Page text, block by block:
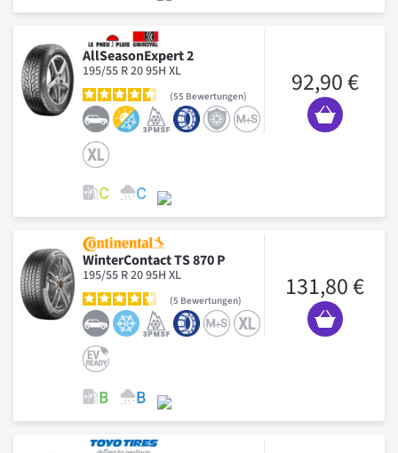
AllSeasonExpert 2
195/55 R 20 95H XL
55 Bewertungen 92,90 €
WinterContact TS 870 P
195/55 R 20 95H XL
5 Bewertungen 131,80 €